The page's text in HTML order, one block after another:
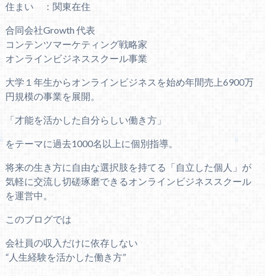
住まい ：関東在住
合同会社Growth 代表
コンテンツマーケティング戦略家
オンラインビジネススクール事業
大学１年生からオンラインビジネスを始め年間売上6900万
円規模の事業を展開。
「才能を活かした自分らしい働き方」
をテーマに過去1000名以上に個別指導。
将来の生き方に自由な選択肢を持てる「自立した個人」が
気軽に交流し切磋琢磨できるオンラインビジネススクール
を運営中。
このブログでは
会社員の収入だけに依存しない
“人生経験を活かした働き方”